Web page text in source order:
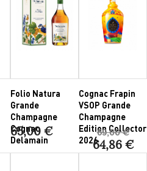
Folio Natura
Grande
Champagne
Cognac
Delamain
65,00 €
Cognac Frapin
VSOP Grande
Champagne
Edition Collector
2026
69,00 €
64,86 €